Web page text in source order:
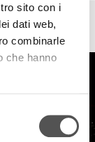
sito con i
dati web,
combinarle
che hanno